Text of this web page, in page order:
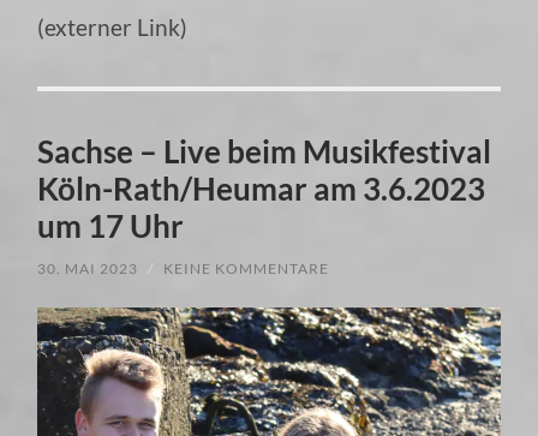
(externer Link)
Sachse – Live beim Musikfestival
Köln-Rath/Heumar am 3.6.2023
um 17 Uhr
30. MAI 2023 / KEINE KOMMENTARE